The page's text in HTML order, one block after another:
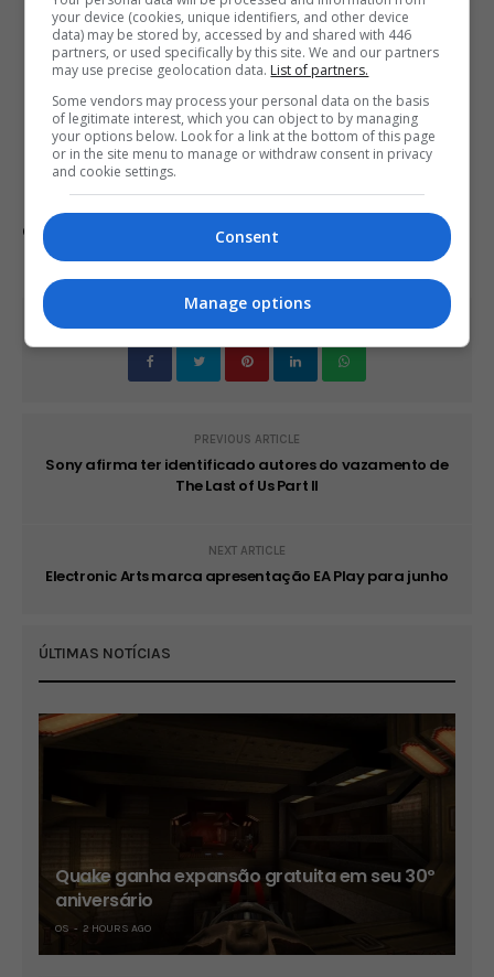
FIRST SCREENSHOTS OF THE LORD OF THE
RINGS: GOLLUM, COMING TO PC, PS5 AND
XSX
DEVELOPED BY DAEDALIC
ENTERTAINMENTHTTPS://T.CO/FERCTRB7K2
PIC.TWITTER.COM/MWHAYBMHWN
— NIBEL (@NIBELLION)MAY 4, 2020
Comente esta notícia no Fórum Outer Space
Share This
PREVIOUS ARTICLE
Sony afirma ter identificado autores do vazamento de
The Last of Us Part II
NEXT ARTICLE
Electronic Arts marca apresentação EA Play para junho
ÚLTIMAS NOTÍCIAS
Quake ganha expansão gratuita em seu 30º
aniversário
OS 2 HOURS AGO
your device (cookies, unique identifiers, and other device
data) may be stored by, accessed by and shared with 446
partners, or used specifically by this site. We and our partners
may use precise geolocation data. List of partners.
Some vendors may process your personal data on the basis
of legitimate interest, which you can object to by managing
your options below. Look for a link at the bottom of this page
or in the site menu to manage or withdraw consent in privacy
and cookie settings.
Consent
Manage options